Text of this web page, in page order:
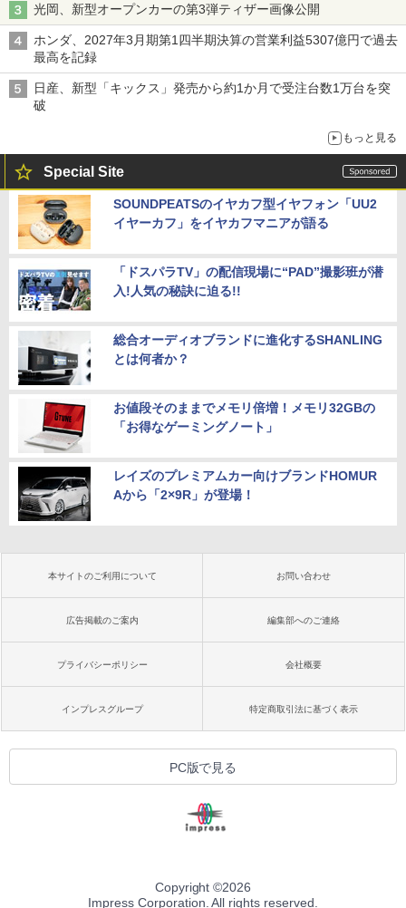
光岡、新型オープンカーの第3弾ティザー画像公開
ホンダ、2027年3月期第1四半期決算の営業利益5307億円で過去
最高を記録
日産、新型「キックス」発売から約1か月で受注台数1万台を突
破
もっと見る
Special Site
SOUNDPEATSのイヤカフ型イヤフォン「UU2
イヤーカフ」をイヤカフマニアが語る
「ドスパラTV」の配信現場に“PAD”撮影班が潜
入!人気の秘訣に迫る!!
総合オーディオブランドに進化するSHANLING
とは何者か？
お値段そのままでメモリ倍増！メモリ32GBの
「お得なゲーミングノート」
レイズのプレミアムカー向けブランドHOMUR
Aから「2×9R」が登場！
本サイトのご利用について お問い合わせ
広告掲載のご案内 編集部へのご連絡
プライバシーポリシー 会社概要
インプレスグループ 特定商取引法に基づく表示
PC版で見る
Copyright ©2026
Impress Corporation. All rights reserved.